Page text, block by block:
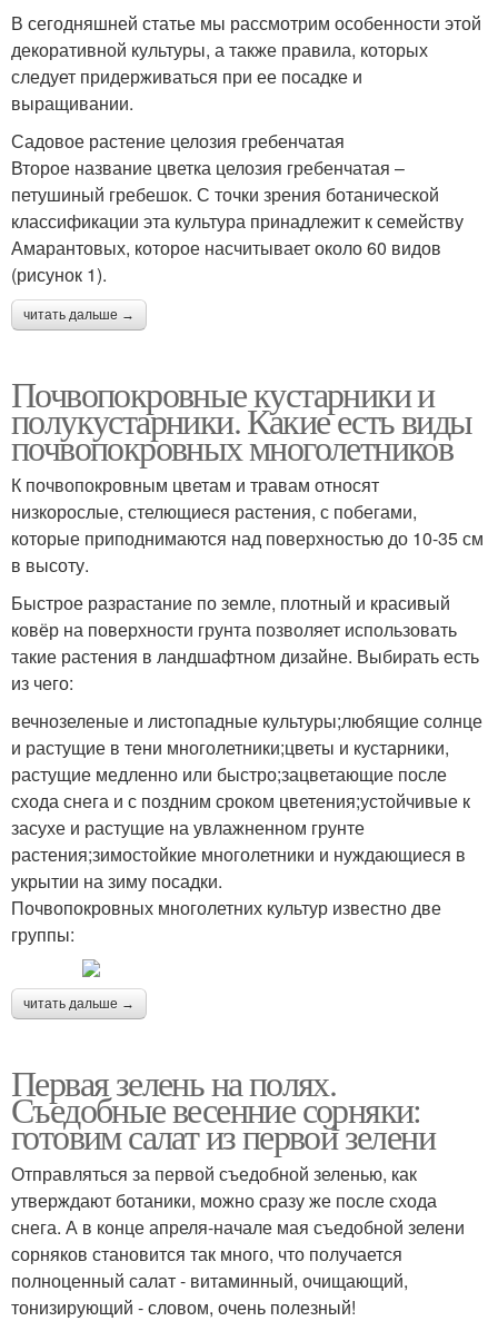
В сегодняшней статье мы рассмотрим особенности этой
декоративной культуры, а также правила, которых
следует придерживаться при ее посадке и
выращивании.
Садовое растение целозия гребенчатая
Второе название цветка целозия гребенчатая –
петушиный гребешок. С точки зрения ботанической
классификации эта культура принадлежит к семейству
Амарантовых, которое насчитывает около 60 видов
(рисунок 1).
читать дальше →
Почвопокровные кустарники и
полукустарники. Какие есть виды
почвопокровных многолетников
К почвопокровным цветам и травам относят
низкорослые, стелющиеся растения, с побегами,
которые приподнимаются над поверхностью до 10-35 см
в высоту.
Быстрое разрастание по земле, плотный и красивый
ковёр на поверхности грунта позволяет использовать
такие растения в ландшафтном дизайне. Выбирать есть
из чего:
вечнозеленые и листопадные культуры;любящие солнце
и растущие в тени многолетники;цветы и кустарники,
растущие медленно или быстро;зацветающие после
схода снега и с поздним сроком цветения;устойчивые к
засухе и растущие на увлажненном грунте
растения;зимостойкие многолетники и нуждающиеся в
укрытии на зиму посадки.
Почвопокровных многолетних культур известно две
группы:
читать дальше →
Первая зелень на полях.
Съедобные весенние сорняки:
готовим салат из первой зелени
Отправляться за первой съедобной зеленью, как
утверждают ботаники, можно сразу же после схода
снега. А в конце апреля-начале мая съедобной зелени
сорняков становится так много, что получается
полноценный салат - витаминный, очищающий,
тонизирующий - словом, очень полезный!